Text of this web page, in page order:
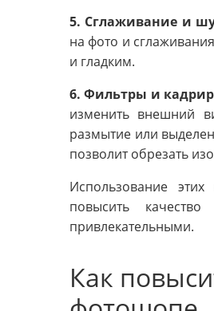
5. Сглаживание и
на фото и
и гладким.
6. Фильтры и
изменить внешний
размытие или
позволит обрезать
Использование
повысить
привлекательными.
Как